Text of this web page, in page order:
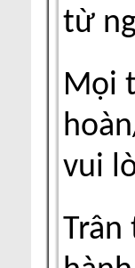
từ
Mọi
vui
Trân